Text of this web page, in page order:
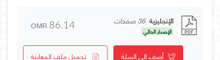
الإنجليزية 36 صفحات
الإصدار الحالي OMR 86.14
أضف إلى السلة تحميل ملف المعاينة